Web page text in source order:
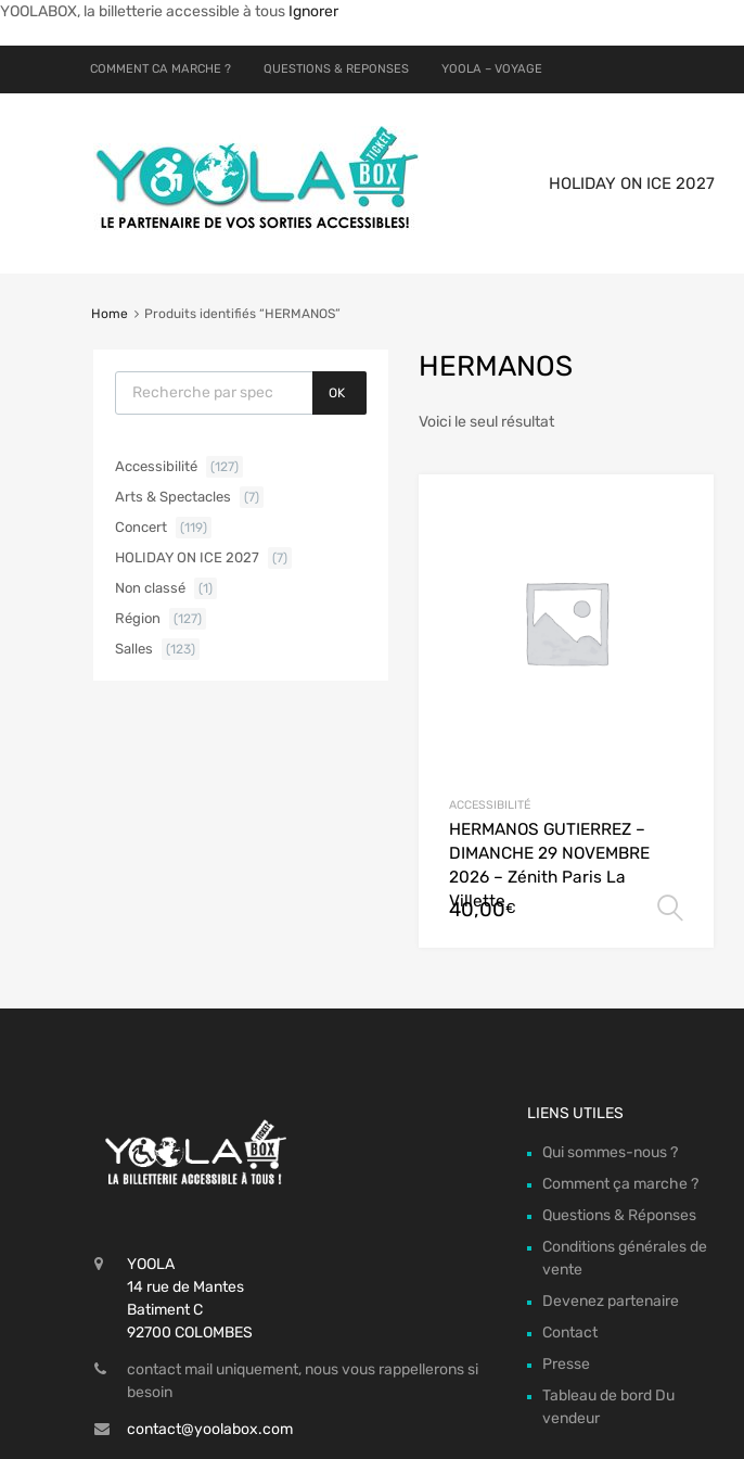
YOOLABOX, la billetterie accessible à tous Ignorer
COMMENT CA MARCHE ? QUESTIONS & REPONSES YOOLA – VOYAGE
HOLIDAY ON ICE 2027
Home Produits identifiés “HERMANOS”
HERMANOS
Voici le seul résultat
ACCESSIBILITÉ
HERMANOS GUTIERREZ –
DIMANCHE 29 NOVEMBRE
2026 – Zénith Paris La
Villette
40,00€
OK
Accessibilité (127)
Arts & Spectacles (7)
Concert (119)
HOLIDAY ON ICE 2027 (7)
Non classé (1)
Région (127)
Salles (123)
YOOLA
14 rue de Mantes
Batiment C
92700 COLOMBES
contact mail uniquement, nous vous rappellerons si
besoin
contact@yoolabox.com
LIENS UTILES
Qui sommes-nous ?
Comment ça marche ?
Questions & Réponses
Conditions générales de
vente
Devenez partenaire
Contact
Presse
Tableau de bord Du
vendeur